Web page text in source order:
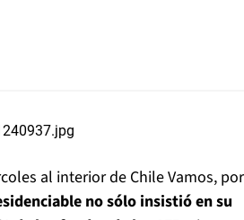
al interior de Chile Vamos,
no sólo insistió en su